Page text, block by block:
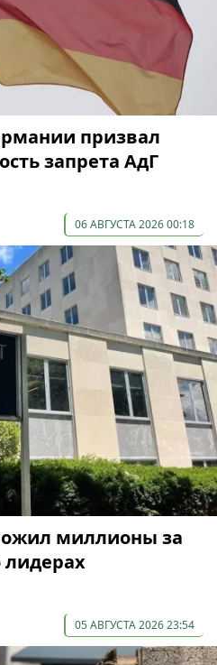
призвал
запрета АдГ
06 АВГУСТА 2026 00:18
миллионы за
05 АВГУСТА 2026 23:54